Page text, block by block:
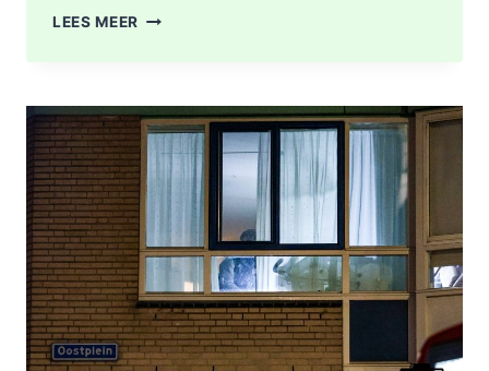
LEES MEER MEDISCHE